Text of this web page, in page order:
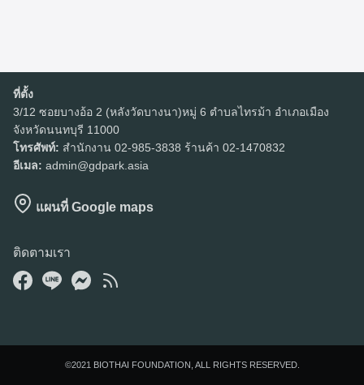
Search
for:
ที่ตั้ง
3/12 ซอยบางอ้อ 2 (หลังวัดบางนา)หมู่ 6 ตำบลไทรม้า อำเภอเมือง
จังหวัดนนทบุรี 11000
โทรศัพท์: สำนักงาน 02-985-3838 ร้านค้า 02-1470832
อีเมล: admin@gdpark.asia
แผนที่ Google maps
ติดตามเรา
©2021 BIOTHAI FOUNDATION, ALL RIGHTS RESERVED.